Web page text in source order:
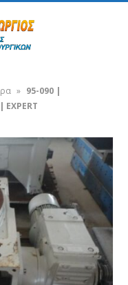
» 95-090 |